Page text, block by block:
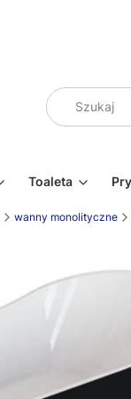
Toaleta
wanny monolityczne